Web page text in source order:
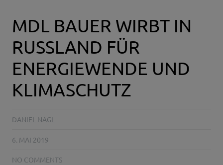
MDL BAUER WIRBT IN
RUSSLAND FÜR
ENERGIEWENDE UND
KLIMASCHUTZ
DANIEL NAGL
6. MAI 2019
NO COMMENTS